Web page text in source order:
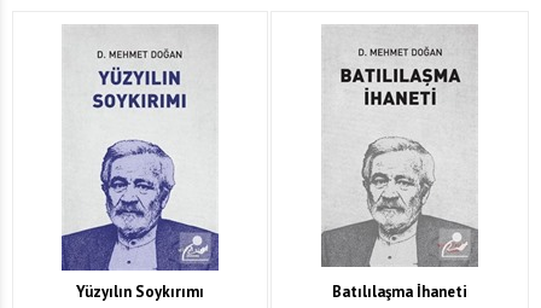
Yüzyılın Soykırımı Batılılaşma İhaneti